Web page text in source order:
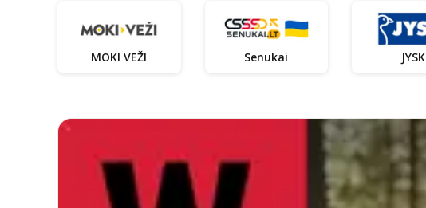
MOKI VEŽI Senukai JYSK